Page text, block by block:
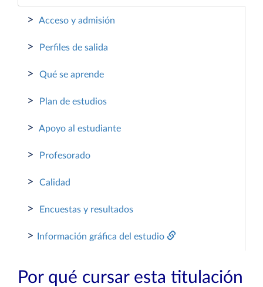
> Acceso y admisión
> Perfiles de salida
> Qué se aprende
> Plan de estudios
> Apoyo al estudiante
> Profesorado
> Calidad
> Encuestas y resultados
> Información gráfica del estudio
Por qué cursar esta titulación